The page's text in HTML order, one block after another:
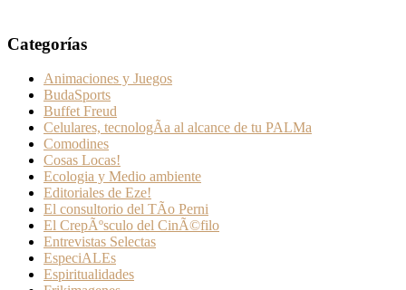
Categorías
Animaciones y Juegos
BudaSports
Buffet Freud
Celulares, tecnologÃ­a al alcance de tu PALMa
Comodines
Cosas Locas!
Ecologia y Medio ambiente
Editoriales de Eze!
El consultorio del TÃ­o Perni
El CrepÃºsculo del CinÃ©filo
Entrevistas Selectas
EspeciALEs
Espiritualidades